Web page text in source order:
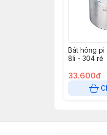
Bát hông pi
8li - 304 rẻ
33.600đ